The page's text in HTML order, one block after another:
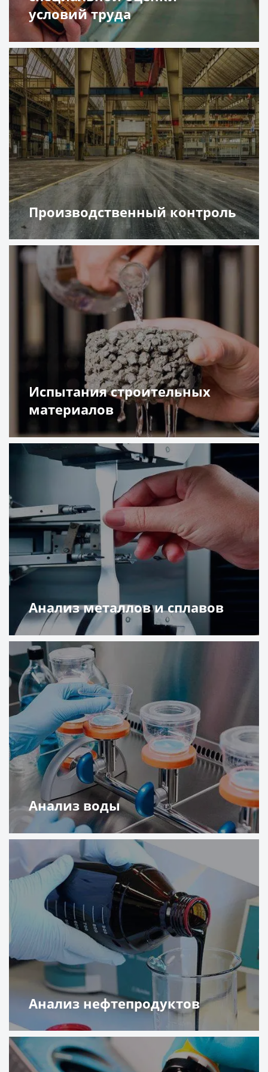
условий труда
Подробнее
Производственный контроль
Подробнее
Испытания строительных
материалов
Подробнее
Анализ металлов и сплавов
Подробнее
Анализ воды
Подробнее
Анализ нефтепродуктов
Подробнее